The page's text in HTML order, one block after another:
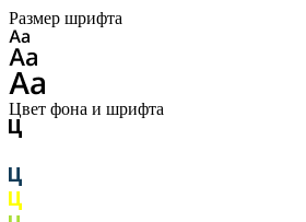
Размер шрифта
Цвет фона и шрифта